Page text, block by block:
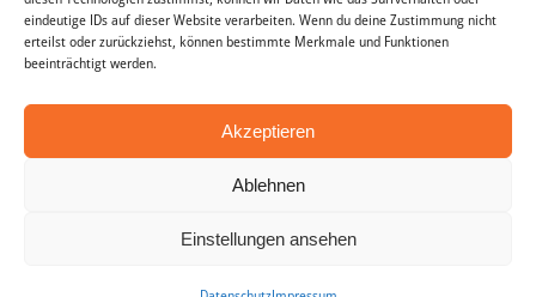
eindeutige IDs auf dieser Website verarbeiten. Wenn du deine Zustimmung nicht
erteilst oder zurückziehst, können bestimmte Merkmale und Funktionen
beeinträchtigt werden.
Akzeptieren
Ablehnen
Einstellungen ansehen
> Agenda
> Impressum